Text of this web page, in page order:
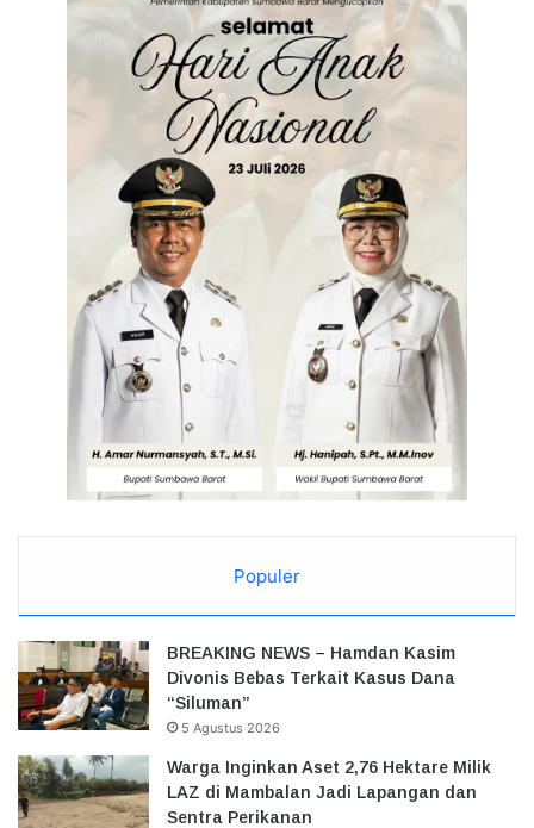
Populer
BREAKING NEWS – Hamdan Kasim
Divonis Bebas Terkait Kasus Dana
“Siluman”
5 Agustus 2026
Warga Inginkan Aset 2,76 Hektare Milik
LAZ di Mambalan Jadi Lapangan dan
Sentra Perikanan